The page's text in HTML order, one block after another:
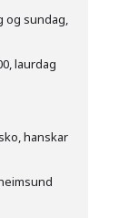
og sundag,
laurdag
hanskar